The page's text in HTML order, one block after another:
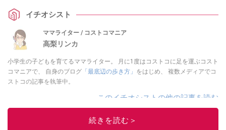
イチオシスト
ママライター / コストコマニア
高梨リンカ
小学生の子どもを育てるママライター。 月に1度はコストコに足を運ぶコスト
コマニアで、 自身のブログ 「最底辺の歩き方」 をはじめ、 複数メディアでコ
ストコの記事を執筆中。
このイチオシストの他の記事を読む
続きを読む＞